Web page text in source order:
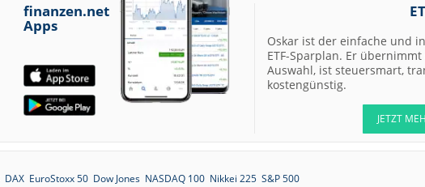
finanzen.net
Apps
Oskar ist der einfache und
ETF-Sparplan. Er übernimmt
Auswahl, ist steuersmart,
kostengünstig.
JETZT
DAX EuroStoxx 50 Dow Jones NASDAQ 100 Nikkei 225 S&P 500